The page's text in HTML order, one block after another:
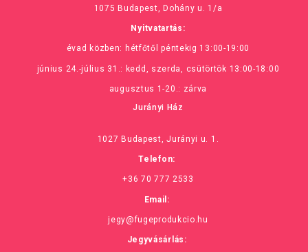
1075 Budapest, Dohány u. 1/a
Nyitvatartás:
évad közben: hétfőtől péntekig 13:00-19:00
június 24.-július 31.: kedd, szerda, csütörtök 13:00-18:00
augusztus 1-20.: zárva
Jurányi Ház
1027 Budapest, Jurányi u. 1.
Telefon:
+36 70 777 2533
Email:
jegy@fugeprodukcio.hu
Jegyvásárlás: